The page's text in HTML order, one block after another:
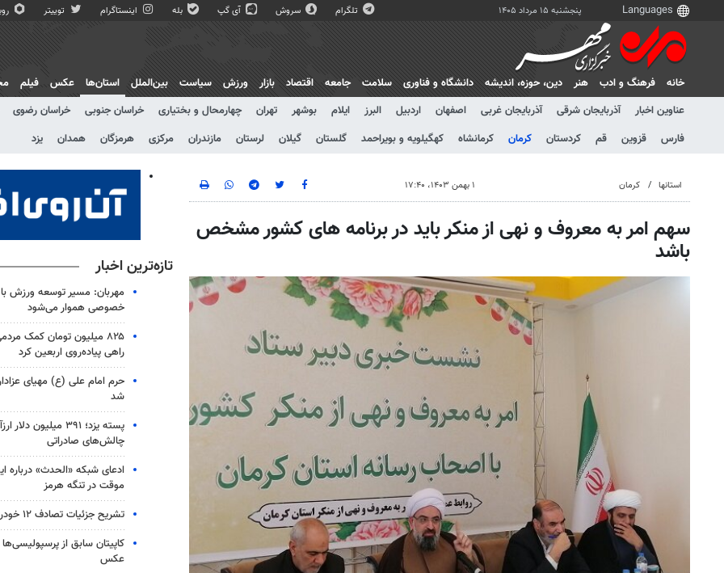
پنجشنبه ۱۵ مرداد ۱۴۰۵ تلگرام سروش آی گپ بله اینستاگرام توییتر
خانه فرهنگ و ادب هنر دين، حوزه، انديشه دانشگاه و فناوری سلامت جامعه اقتصاد بازار ورزش سیاست بین‌الملل
استان‌ها
عناوین اخبار
آذربایجان شرقی آذربایجان غربی اصفهان اردبیل البرز ایلام بوشهر تهران چهارمحال و بختیاری خراسان جنوبی خراسان رضوی
فارس
قزوین قم کردستان کرمان کرمانشاه کهگیلویه و بویراحمد گلستان گیلان لرستان مازندران مرکزی هرمزگان همدان یزد
عکس فیلم
استانها کرمان ۱ بهمن ۱۴۰۳، ۱۷:۴۰
سهم امر به معروف و نهی از منکر باید در برنامه های کشور مشخص
باشد تازه‌ترین اخبار
مهربان: مسیر توسعه ورزش
خصوصی هموار می‌شود
راهی پیاده‌روی اربعین کرد
حرم امام علی (ع) مهیای
شد
پسته یزد؛ ۳۹۱ میلیون
چالش‌های صادراتی
ادعای شبکه «الحدث» درباره
موقت در تنگه هرمز
تشریح جزئیات تصادف ۱۲ خودرو با ۱۹ مصدوم
کاپیتان سابق از
عکس